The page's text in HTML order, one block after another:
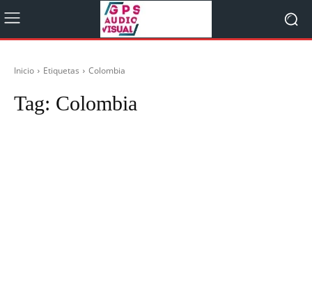
Inicio Etiquetas Colombia
Tag: Colombia